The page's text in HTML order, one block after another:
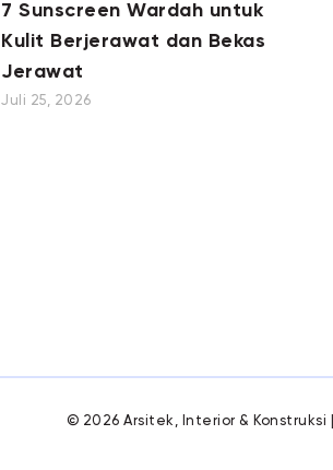
7 Sunscreen Wardah untuk
Kulit Berjerawat dan Bekas
Jerawat
Juli 25, 2026
© 2026 Arsitek, Interior & Konstruksi |